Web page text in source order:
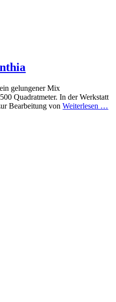
gelungener Mix
Quadratmeter. In der Werkstatt
Bearbeitung vonWeiterlesen …